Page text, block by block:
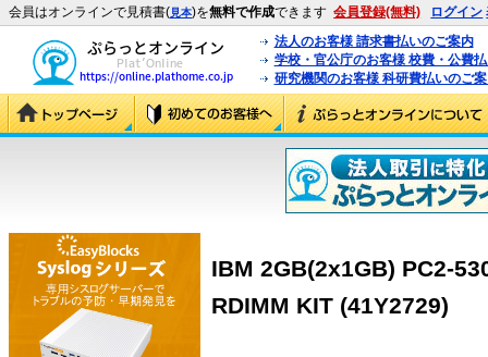
会員はオンラインで見積書(見本)を無料で作成できます 会員登録(無料) ログイン
法人のお客様 請求書払いのご案内
学校・官公庁のお客様 校費・公費
研究機関のお客様 科研費払いのご
IBM 2GB(2x1GB) PC2-
RDIMM KIT (41Y2729)